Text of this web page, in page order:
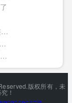
【漏洞预警】AXIS大量摄像头产品多个连环漏洞利用，影响严重
黑客瞄准老人机群体，预装山寨版微信频繁推送骚扰广告
小心！黑客可利用Windows远程协助漏洞窃取你的敏感文件
版权所有，未
！